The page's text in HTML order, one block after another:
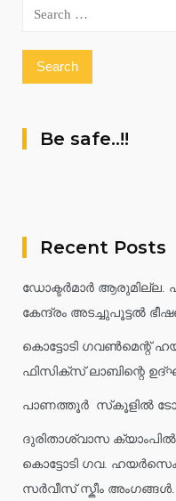
Search
Be safe..!!
Recent Posts
ഡോക്ടർമാർ
കേന്ദ്രം അടച്ചുപൂട്ടൽ
കൊട്ടോടി ഗവൺമെന്റ്
ഫിസിക്സ് ലാബിന്റെ
പാണത്തൂർ സ്‌കൂളിൽ
ദുരിതാശ്വാസ
കൊട്ടോടി ഗവ.
സർവീസ് സ്കീം അംഗങ്ങൾ.